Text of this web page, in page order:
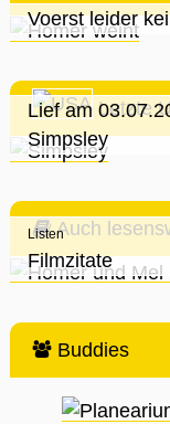
Voerst leider
Letzte
Lief am
Simpsley
Auch
Listen
Filmzitate
Buddies